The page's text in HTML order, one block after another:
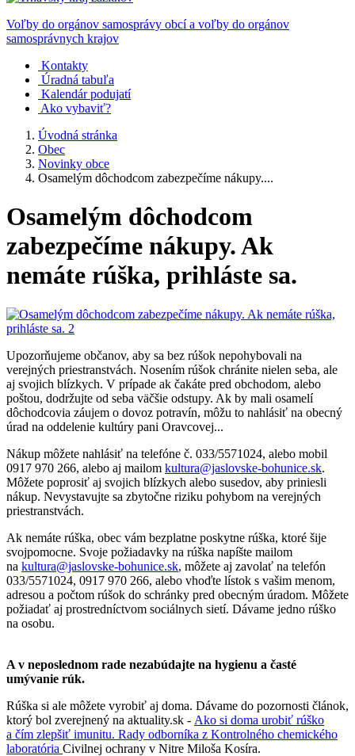
Voľby do orgánov samosprávy obcí a voľby do orgánov
samosprávnych krajov
Kontakty
Úradná tabuľa
Kalendár podujatí
Ako vybaviť?
Úvodná stránka
Obec
Novinky obce
Osamelým dôchodcom zabezpečíme nákupy....
Osamelým dôchodcom
zabezpečíme nákupy. Ak
nemáte rúška, prihláste sa.
Upozorňujeme občanov, aby sa bez rúšok nepohybovali na
verejných priestranstvách. Nosením rúšok chránite nielen seba, ale
aj svojich blízkych. V prípade ak čakáte pred obchodom, alebo
poštou, dodržujte od seba väčšie odstupy. Ak by mali osamelí
dôchodcovia záujem o dovoz potravín, môžu to nahlásiť na obecný
úrad na oddelenie kultúry pani Oravcovej...
Nákup môžete nahlásiť na telefóne č. 033/5571024, alebo mobil
0917 970 266, alebo aj mailom kultura@jaslovske-bohunice.sk.
Môžete poprosiť aj svojich blízkych alebo susedov, aby priniesli
nákup. Nevystavujte sa zbytočne riziku pohybom na verejných
priestranstvách.
Ak nemáte rúška, obec vám bezplatne poskytne rúška, ktoré šije
svojpomocne. Svoje požiadavky na rúška napíšte mailom
na kultura@jaslovske-bohunice.sk, môžete aj zavolať na telefón
033/5571024, 0917 970 266, alebo vhoďte lístok s vašim menom,
adresou a počtom rúšok do schránky pred obecným úradom. Môžete
požiadať aj prostredníctvom sociálnych sietí. Dávame jedno rúško
na osobu.
A v neposlednom rade nezabúdajte na hygienu a časté
umývanie rúk.
Rúška si ale môžete vyrobiť aj doma. Dávame do pozornosti článok,
ktorý bol zverejnený na aktuality.sk - Ako si doma urobiť rúško
a čím zlepšiť imunitu. Rady odborníka z Kontrolného chemického
laboratória Civilnej ochrany v Nitre Miloša Kosíra.